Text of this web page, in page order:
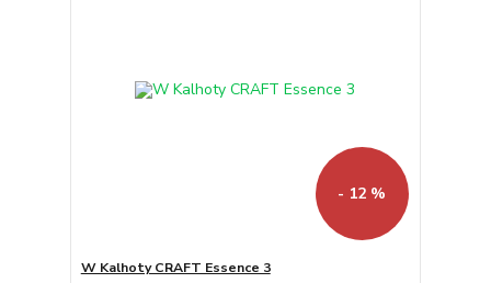
- 12 %
W Kalhoty CRAFT Essence 3